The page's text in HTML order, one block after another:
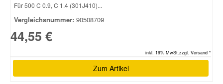
Für 500 C 0.9, C 1.4 (301J410)...
Vergleichsnummer: 90508709
44,55 €
inkl. 19% MwSt.zzgl. Versand *
Zum Artikel